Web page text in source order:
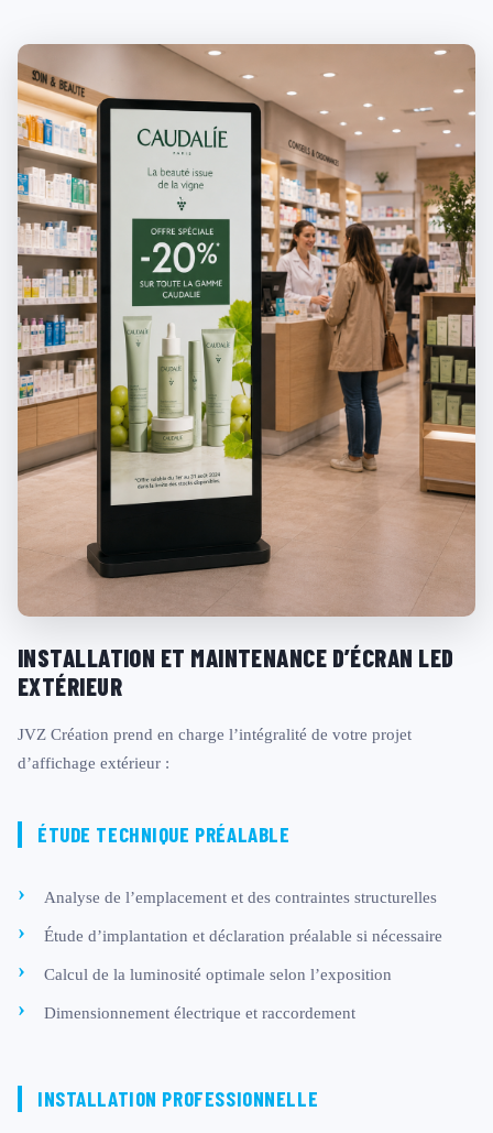
INSTALLATION ET MAINTENANCE D’ÉCRAN LED
EXTÉRIEUR
JVZ Création prend en charge l’intégralité de votre projet
d’affichage extérieur :
ÉTUDE TECHNIQUE PRÉALABLE
Analyse de l’emplacement et des contraintes structurelles
Étude d’implantation et déclaration préalable si nécessaire
Calcul de la luminosité optimale selon l’exposition
Dimensionnement électrique et raccordement
INSTALLATION PROFESSIONNELLE